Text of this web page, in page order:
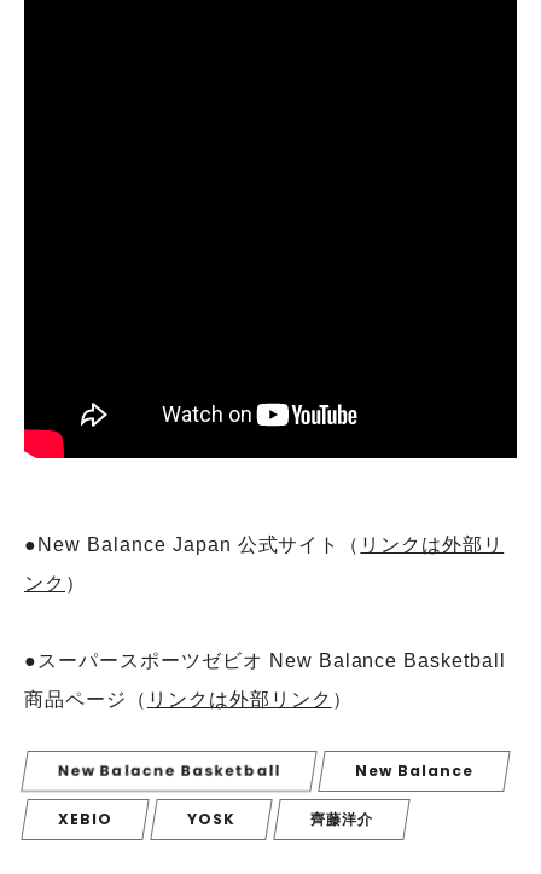
●New Balance Japan 公式サイト（ リンクは外部リ
ンク ）
●スーパースポーツゼビオ New Balance Basketball
商品ページ（ リンクは外部リンク ）
New Balacne Basketball New Balance
XEBIO YOSK 齊藤洋介